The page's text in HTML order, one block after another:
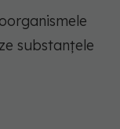
substanțele